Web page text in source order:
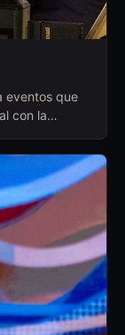
eventos que
con la